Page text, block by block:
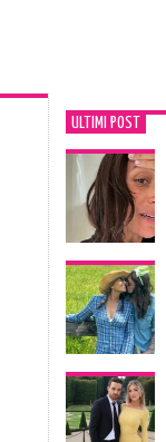
ULTIMI POST